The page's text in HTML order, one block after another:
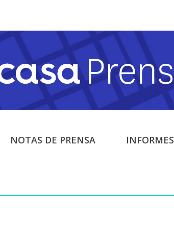
NOTAS DE PRENSA INFORMES